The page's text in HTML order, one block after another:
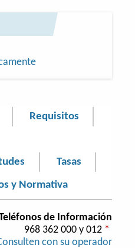
Requisitos
Tasas
y Normativa
de Información
968 362 000 y 012 *
con su operador